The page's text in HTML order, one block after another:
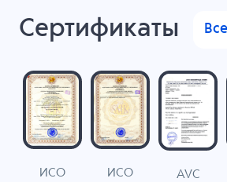
Сертификаты
ИСО
ИСО
AVC